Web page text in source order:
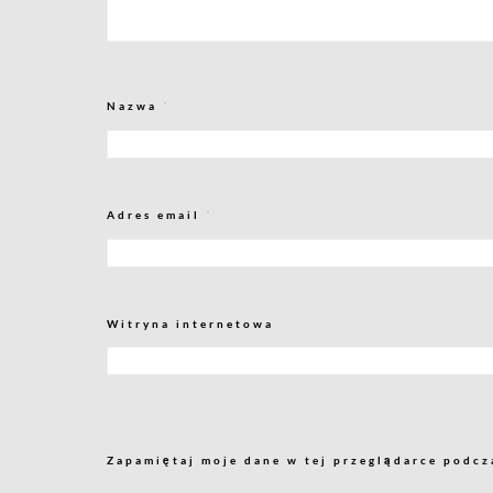
Nazwa *
Adres email *
Witryna internetowa
Zapamiętaj moje dane w tej przeglądarce